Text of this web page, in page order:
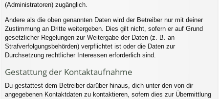
(Administratoren) zugänglich.
Andere als die oben genannten Daten wird der Betreiber nur mit deiner
Zustimmung an Dritte weitergeben. Dies gilt nicht, sofern er auf Grund
gesetzlicher Regelungen zur Weitergabe der Daten (z. B. an
Strafverfolgungsbehörden) verpflichtet ist oder die Daten zur
Durchsetzung rechtlicher Interessen erforderlich sind.
Gestattung der Kontaktaufnahme
Du gestattest dem Betreiber darüber hinaus, dich unter den von dir
angegebenen Kontaktdaten zu kontaktieren, sofern dies zur Übermittlung